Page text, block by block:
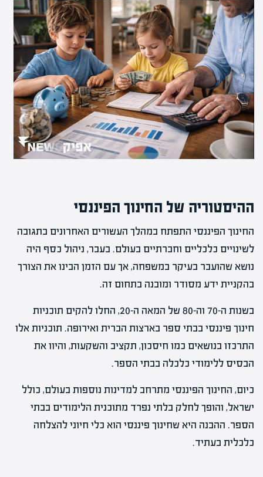
ההיסטוריה של החינוך הפיננסי
החינוך הפיננסי התפתח במהלך העשורים האחרונים בתגובה
לשינויים כלכליים וחברתיים בעולם. בעבר, ניהול כסף היה
נושא שהועבר בעיקר במשפחה, אך עם הזמן הבינו את הצורך
בהקניית ידע מסודר ומובנה בתחום זה.
בשנות ה-70 וה-80 של המאה ה-20, החלו להקים תוכניות
חינוך פיננסי בבתי ספר בארצות הברית ואירופה. תוכניות אלו
התרכזו בנושאים כמו חיסכון, תקציב והשקעות, והיוו את
הבסיס ללימודי כלכלה בבתי הספר.
כיום, החינוך הפיננסי מתרחב למדינות נוספות בעולם, כולל
ישראל, והופך לחלק בלתי נפרד מתוכנית הלימודים בבתי
הספר. ההבנה היא שחינוך פיננסי הוא כלי חיוני להצלחה
כלכלית בעתיד.